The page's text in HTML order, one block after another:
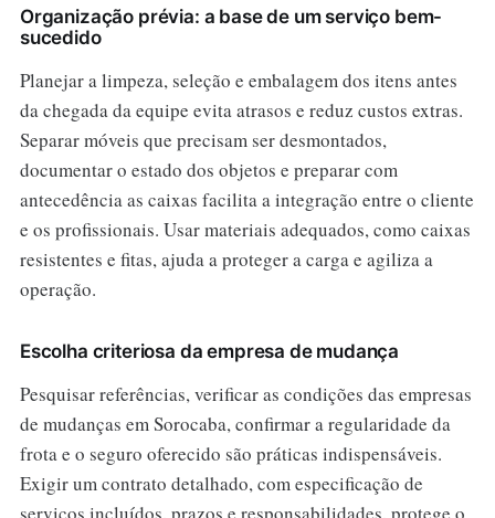
Organização prévia: a base de um serviço bem-
sucedido
Planejar a limpeza, seleção e embalagem dos itens antes
da chegada da equipe evita atrasos e reduz custos extras.
Separar móveis que precisam ser desmontados,
documentar o estado dos objetos e preparar com
antecedência as caixas facilita a integração entre o cliente
e os profissionais. Usar materiais adequados, como caixas
resistentes e fitas, ajuda a proteger a carga e agiliza a
operação.
Escolha criteriosa da empresa de mudança
Pesquisar referências, verificar as condições das empresas
de mudanças em Sorocaba, confirmar a regularidade da
frota e o seguro oferecido são práticas indispensáveis.
Exigir um contrato detalhado, com especificação de